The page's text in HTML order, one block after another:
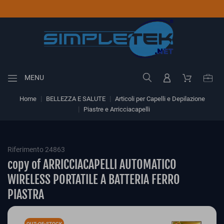
MENU
Home BELLEZZA E SALUTE
Articoli per Capelli e Depilazione
Piastre e Arricciacapelli
Riferimento 24863
copy of ARRICCIACAPELLI AUTOMATICO
WIRELESS PORTATILE A BATTERIA FERRO
PIASTRA